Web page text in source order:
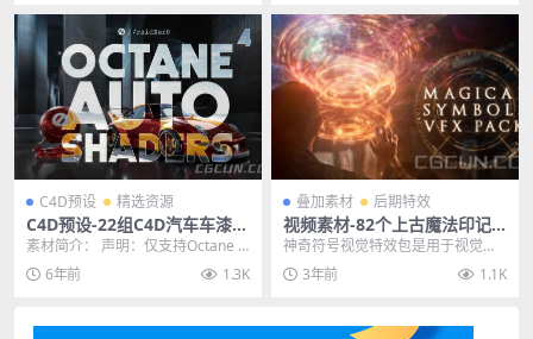
C4D预设 精选资源
C4D预设-22组C4D汽车车漆材
质预设OCtane 4.0高品质材质
预设
素材简介： 声明：仅支持Octane 4.
02.1+版本及更高版本的localD...
6年前 1.3K
叠加素材 后期特效
视频素材-82个上古魔法印记
魔法护盾战斗火花4K特效视频
合成素材
神奇符号视觉特效包是用于视觉特
效合成和图形设计的 80 个素材资源
的集合。这些资...
3年前 1.1K